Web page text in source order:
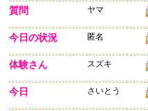
質問 ヤマ
今日の状況 匿名
体験さん スズキ
今日 さいとう